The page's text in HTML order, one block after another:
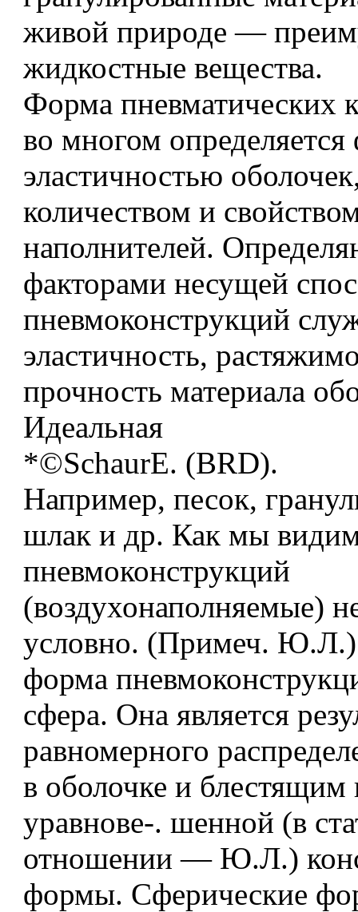
живой природе —
жидкостные вещества.
Форма пневматических
во многом
эластичностью
количеством и
наполнителей.
факторами несущей
пневмоконструкций
эластичность,
прочность материала
Идеальная
*©SchaurE. (BRD).
Например, песок,
шлак и др. Как мы
пневмоконструкций
(воздухонаполняемые)
условно. (Примеч.
форма
сфера. Она является
равномерного
в оболочке и
уравнове-. шенной (в
отношении — Ю.Л.)
формы. Сферические